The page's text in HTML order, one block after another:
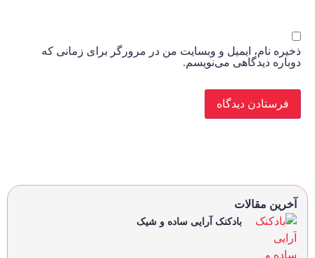
ذخیره نام، ایمیل و وبسایت من در مرورگر برای زمانی که
دوباره دیدگاهی می‌نویسم.
آخرین مقالات
بادکنک آرایی ساده و شیک